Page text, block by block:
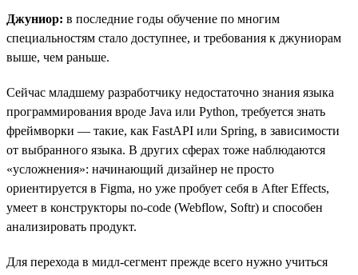
Джуниор: в последние годы обучение по многим
специальностям стало доступнее, и требования к джуниорам
выше, чем раньше.
Сейчас младшему разработчику недостаточно знания языка
программирования вроде Java или Python, требуется знать
фреймворки — такие, как FastAPI или Spring, в зависимости
от выбранного языка. В других сферах тоже наблюдаются
«усложнения»: начинающий дизайнер не просто
ориентируется в Figma, но уже пробует себя в After Effects,
умеет в конструкторы no-code (Webflow, Softr) и способен
анализировать продукт.
Для перехода в мидл-сегмент прежде всего нужно учиться